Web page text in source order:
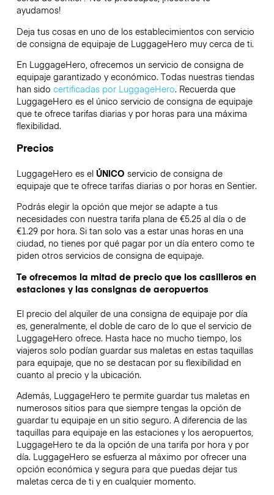
ayudamos!
Deja tus cosas en uno de los establecimientos con servicio
de consigna de equipaje de LuggageHero muy cerca de ti.
En LuggageHero, ofrecemos un servicio de consigna de
equipaje garantizado y económico. Todas nuestras tiendas
han sido certificadas por LuggageHero. Recuerda que
LuggageHero es el único servicio de consigna de equipaje
que te ofrece tarifas diarias y por horas para una máxima
flexibilidad.
Precios
LuggageHero es el ÚNICO servicio de consigna de
equipaje que te ofrece tarifas diarias o por horas en Sentier.
Podrás elegir la opción que mejor se adapte a tus
necesidades con nuestra tarifa plana de €5.25 al día o de
€1.29 por hora. Si tan solo vas a estar unas horas en una
ciudad, no tienes por qué pagar por un día entero como te
piden otros servicios de consigna de equipaje.
Te ofrecemos la mitad de precio que los casilleros en
estaciones y las consignas de aeropuertos
El precio del alquiler de una consigna de equipaje por día
es, generalmente, el doble de caro de lo que el servicio de
LuggageHero ofrece. Hasta hace no mucho tiempo, los
viajeros solo podían guardar sus maletas en estas taquillas
para equipaje, que no se destacan por su flexibilidad en
cuanto al precio y la ubicación.
Además, LuggageHero te permite guardar tus maletas en
numerosos sitios para que siempre tengas la opción de
guardar tu equipaje en un sitio seguro. A diferencia de las
taquillas para equipaje en las estaciones y los aeropuertos,
LuggageHero te da la opción de una tarifa por hora y por
día. LuggageHero se esfuerza al máximo por ofrecer una
opción económica y segura para que puedas dejar tus
maletas cerca de ti y en cualquier momento.